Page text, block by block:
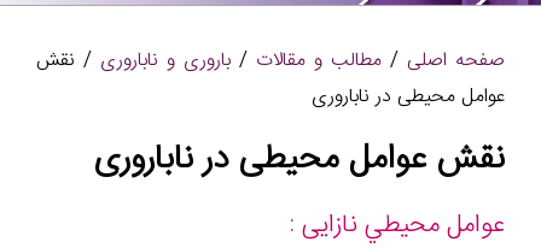
صفحه اصلی / مطالب و مقالات / باروری و ناباروری / نقش
عوامل محیطی در ناباروری
نقش عوامل محیطی در ناباروری
عوامل محيطي نازایی :